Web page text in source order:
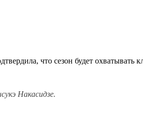
что сезон будет
Накасидзе.